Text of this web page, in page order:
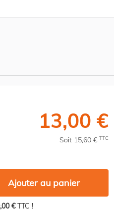
13,00 €
Soit 15,60 € TTC
Ajouter au panier
€TTC !